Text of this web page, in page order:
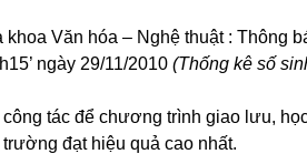
khoa Văn hóa – Nghệ thuật : Thông
ngày 29/11/2010 (Thống kê số
tác để chương trình giao lưu,
đạt hiệu quả cao nhất.